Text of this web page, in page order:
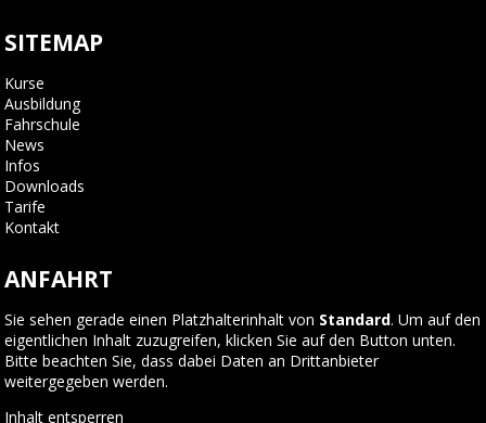
SITEMAP
Kurse
Ausbildung
Fahrschule
News
Infos
Downloads
Tarife
Kontakt
ANFAHRT
Sie sehen gerade einen Platzhalterinhalt von Standard. Um auf den
eigentlichen Inhalt zuzugreifen, klicken Sie auf den Button unten.
Bitte beachten Sie, dass dabei Daten an Drittanbieter
weitergegeben werden.
Inhalt entsperren